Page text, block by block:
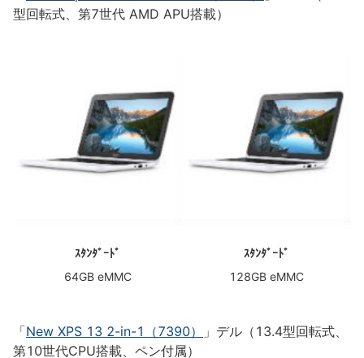
型回転式、第7世代 AMD APU搭載）
ｽﾀﾝﾀﾞｰﾄﾞ
64GB eMMC
ｽﾀﾝﾀﾞｰﾄﾞ
128GB eMMC
「New XPS 13 2-in-1（7390）
」デル（13.4型回転式、
第10世代CPU搭載、ペン付属）